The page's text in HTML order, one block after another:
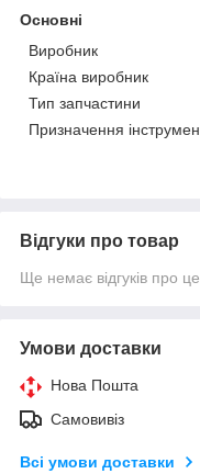
Основні
Виробник
Країна виробник
Тип запчастини
Призначення
Відгуки про товар
Ще немає відгуків про
Умови доставки
Нова Пошта
Самовивіз
Всі умови доставки